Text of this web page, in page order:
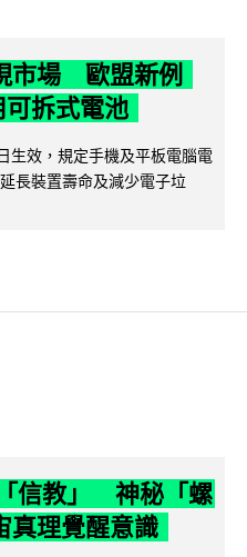
市場 歐盟新例
拆式電池
生效，規定手機及平板電腦電
長裝置壽命及減少電子垃
信教」 神秘「螺
真理覺醒意識